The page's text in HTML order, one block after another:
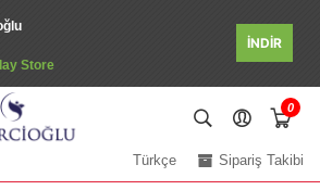
Store
İNDİR
0
Sipariş Takibi
Türkçe